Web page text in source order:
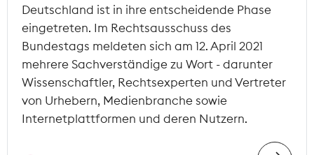
Deutschland ist in ihre entscheidende Phase
eingetreten. Im Rechtsausschuss des
Bundestags meldeten sich am 12. April 2021
mehrere Sachverständige zu Wort - darunter
Wissenschaftler, Rechtsexperten und Vertreter
von Urhebern, Medienbranche sowie
Internetplattformen und deren Nutzern.